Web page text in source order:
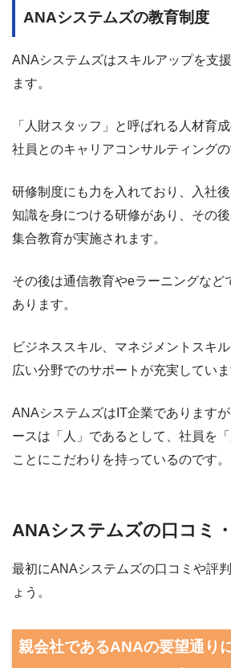
ANAシステムズの教育制度
ANAシステムズはスキルアップを支
ます。
「人財スタッフ」と呼ばれる人材育
社員とのキャリアコンサルティングの
研修制度にも力を入れており、入社
知識を身につける研修があり、その
集合教育が実施されます。
その後は通信教育やeラーニングなど
あります。
ビジネススキル、マネジメントスキ
広い分野でのサポートが充実していま
ANAシステムズはIT企業であります
ースは「人」であるとして、社員を
ことにこだわりを持っているのです。
ANAシステムズの口コミ
最初にANAシステムズの口コミや評
ょう。
親会社であるANAの要望通り